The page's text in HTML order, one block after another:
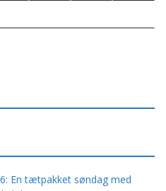
En tætpakket søndag med